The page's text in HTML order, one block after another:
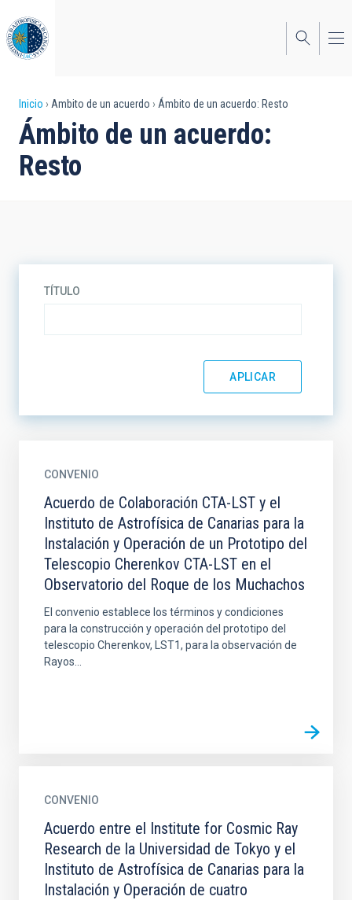
al
contenido
principal
Sobrescribir
enlaces
de
Inicio Ambito de un acuerdo Ámbito de un acuerdo: Resto
Ámbito de un acuerdo:
Resto
TÍTULO
CONVENIO
Acuerdo de Colaboración CTA-LST y el
Instituto de Astrofísica de Canarias para la
Instalación y Operación de un Prototipo del
Telescopio Cherenkov CTA-LST en el
Observatorio del Roque de los Muchachos
El convenio establece los términos y condiciones
para la construcción y operación del prototipo del
telescopio Cherenkov, LST1, para la observación de
Rayos...
CONVENIO
Acuerdo entre el Institute for Cosmic Ray
Research de la Universidad de Tokyo y el
Instituto de Astrofísica de Canarias para la
Instalación y Operación de cuatro